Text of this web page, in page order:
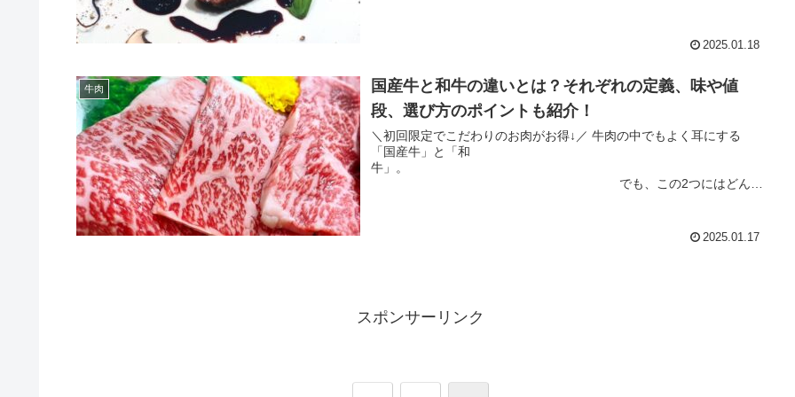
2025.01.18
牛肉
国産牛と和牛の違いとは？それぞれの定義、味や値
段、選び方のポイントも紹介！
＼初回限定でこだわりのお肉がお得↓／ 牛肉の中でもよく耳にする
「国産牛」と「和
牛」。
でも、この2つにはどんな
2025.01.17
スポンサーリンク